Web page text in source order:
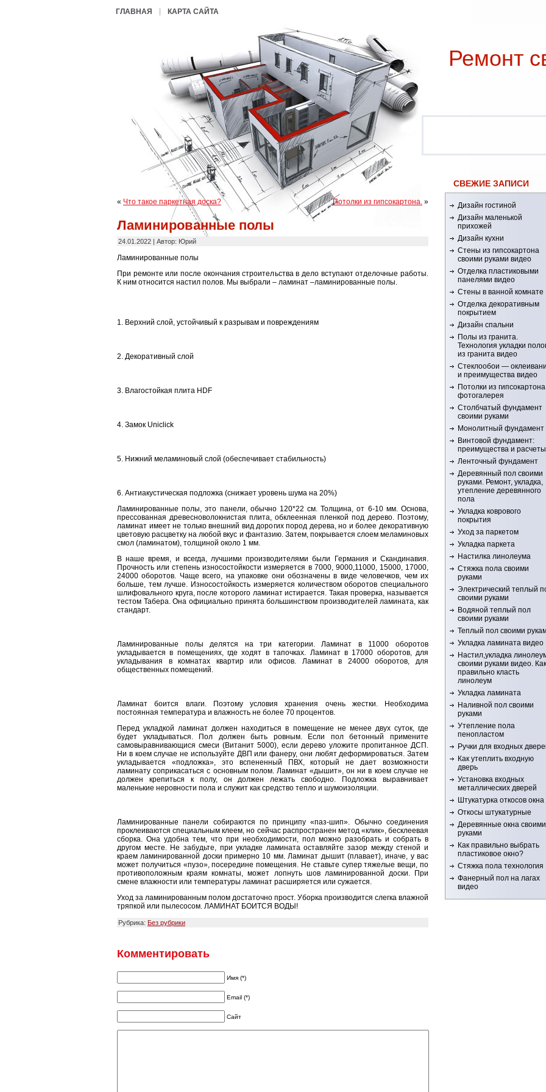
ГЛАВНАЯ КАРТА САЙТА
Ремонт
« Что такое паркетная доска? Потолки из гипсокартона. »
Ламинированные полы
24.01.2022 | Автор: Юрий
Ламинированные полы
При ремонте или после окончания строительства в дело вступают отделочные работы.
К ним относится настил полов. Мы выбрали – ламинат –ламинированные полы.
1. Верхний слой, устойчивый к разрывам и повреждениям
2. Декоративный слой
3. Влагостойкая плита HDF
4. Замок Uniclick
5. Нижний меламиновый слой (обеспечивает стабильность)
6. Антиакустическая подложка (снижает уровень шума на 20%)
Ламинированные полы, это панели, обычно 120*22 см. Толщина, от 6-10 мм. Основа,
прессованная древесноволокнистая плита, обклеенная пленкой под дерево. Поэтому,
ламинат имеет не только внешний вид дорогих пород дерева, но и более декоративную
цветовую расцветку на любой вкус и фантазию. Затем, покрывается слоем меламиновых
смол (ламинатом), толщиной около 1 мм.
В наше время, и всегда, лучшими производителями были Германия и Скандинавия.
Прочность или степень износостойкости измеряется в 7000, 9000,11000, 15000, 17000,
24000 оборотов. Чаще всего, на упаковке они обозначены в виде человечков, чем их
больше, тем лучше. Износостойкость измеряется количеством оборотов специального
шлифовального круга, после которого ламинат истирается. Такая проверка, называется
тестом Табера. Она официально принята большинством производителей ламината, как
стандарт.
Ламинированные полы делятся на три категории. Ламинат в 11000 оборотов
укладывается в помещениях, где ходят в тапочках. Ламинат в 17000 оборотов, для
укладывания в комнатах квартир или офисов. Ламинат в 24000 оборотов, для
общественных помещений.
Ламинат боится влаги. Поэтому условия хранения очень жестки. Необходима
постоянная температура и влажность не более 70 процентов.
Перед укладкой ламинат должен находиться в помещение не менее двух суток, где
будет укладываться. Пол должен быть ровным. Если пол бетонный примените
самовыравнивающися смеси (Витанит 5000), если дерево уложите пропитанное ДСП.
Ни в коем случае не используйте ДВП или фанеру, они любят деформироваться. Затем
укладывается «подложка», это вспененный ПВХ, который не дает возможности
ламинату соприкасаться с основным полом. Ламинат «дышит», он ни в коем случае не
должен крепиться к полу, он должен лежать свободно. Подложка выравнивает
маленькие неровности пола и служит как средство тепло и шумоизоляции.
Ламинированные панели собираются по принципу «паз-шип». Обычно соединения
проклеиваются специальным клеем, но сейчас распространен метод «клик», бесклеевая
сборка. Она удобна тем, что при необходимости, пол можно разобрать и собрать в
другом месте. Не забудьте, при укладке ламината оставляйте зазор между стеной и
краем ламинированной доски примерно 10 мм. Ламинат дышит (плавает), иначе, у вас
может получиться «пузо», посередине помещения. Не ставьте супер тяжелые вещи, по
противоположным краям комнаты, может лопнуть шов ламинированной доски. При
смене влажности или температуры ламинат расширяется или сужается.
Уход за ламинированным полом достаточно прост. Уборка производится слегка влажной
тряпкой или пылесосом. ЛАМИНАТ БОИТСЯ ВОДЫ!
Рубрика: Без рубрики
Комментировать
Имя (*)
Email (*)
Сайт
СВЕЖИЕ ЗАПИСИ
Дизайн гостиной
Дизайн маленькой
прихожей
Дизайн кухни
Стены из гипсокартона
своими руками видео
Отделка пластиковыми
панелями видео
Стены в ванной комнате
Отделка декоративным
покрытием
Дизайн спальни
Полы из гранита.
Технология укладки
из гранита видео
Стеклообои —
и преимущества видео
Потолки из гипсокартона
фотогалерея
Столбчатый фундамент
своими руками
Монолитный фундамент
Винтовой фундамент:
преимущества и расчеты
Ленточный фундамент
Деревянный пол своими
руками. Ремонт, укладка,
утепление деревянного
пола
Укладка коврового
покрытия
Уход за паркетом
Укладка паркета
Настилка линолеума
Стяжка пола своими
руками
Электрический теплый
своими руками
Водяной теплый пол
своими руками
Теплый пол своими
Укладка ламината видео
Настил,укладка
своими руками видео. Как
правильно класть
линолеум
Укладка ламината
Наливной пол своими
руками
Утепление пола
пенопластом
Ручки для входных
Как утеплить входную
дверь
Установка входных
металлических дверей
Штукатурка откосов окна
Откосы штукатурные
Деревянные окна своими
руками
Как правильно выбрать
пластиковое окно?
Стяжка пола технология
Фанерный пол на лагах
видео